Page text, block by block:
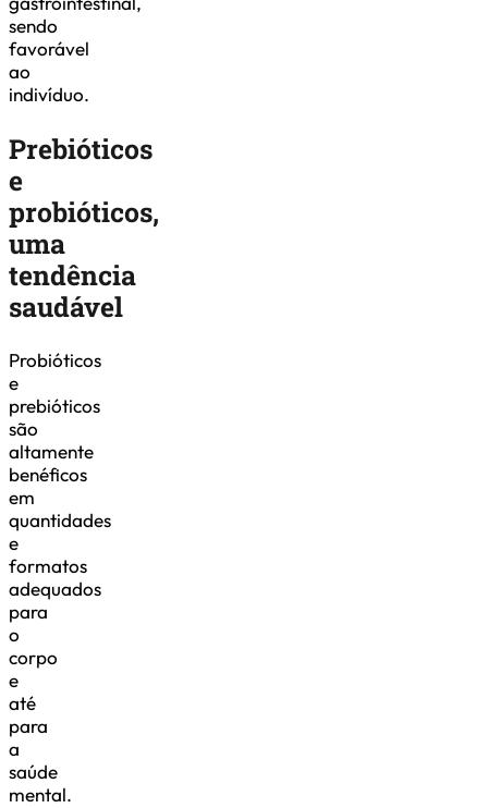
sendo
favorável
ao
indivíduo.
Prebióticos
e
probióticos,
uma
tendência
saudável
Probióticos
e
prebióticos
são
altamente
benéficos
em
quantidades
e
formatos
adequados
para
o
corpo
e
até
para
a
saúde
mental.